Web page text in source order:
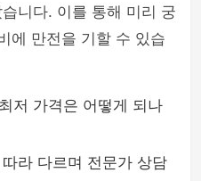
니다. 이를 통해 미리 궁
에 만전을 기할 수 있습
저 가격은 어떻게 되나
라 다르며 전문가 상담